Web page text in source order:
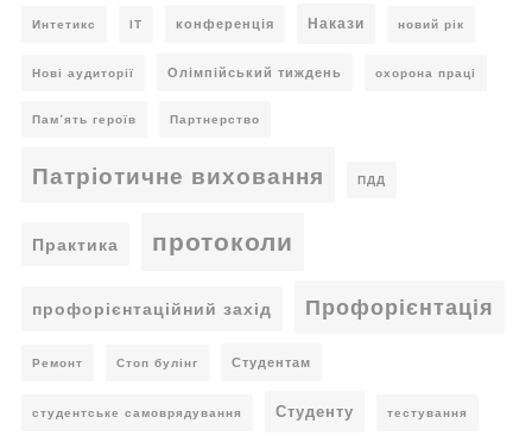
Интетикс ІТ конференція Накази новий рік
Нові аудиторії Олімпійський тиждень охорона праці
Пам’ять героїв Партнерство
Патріотичне виховання ПДД
Практика протоколи
профорієнтаційний захід Профорієнтація
Ремонт Стоп булінг Студентам
студентське самоврядування Студенту тестування